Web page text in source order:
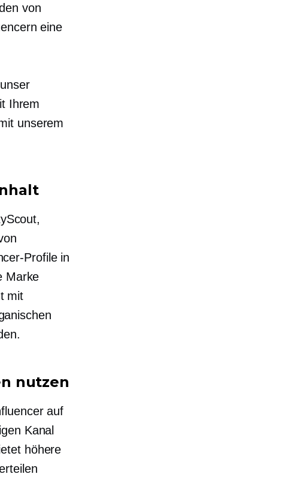
von
eine
Ihrem
unserem
Profile in
Marke
mit
nutzen
auf
Kanal
höhere